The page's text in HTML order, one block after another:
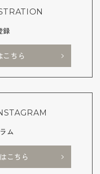
録
こちら
ム
こちら